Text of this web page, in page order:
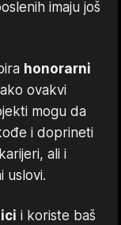
imaju još
honorarni
ovakvi
mogu da
i doprineti
ali i
uslovi.
i koriste baš